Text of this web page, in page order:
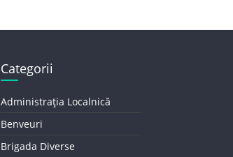
Categorii
Administrația Localnică
Benveuri
Brigada Diverse